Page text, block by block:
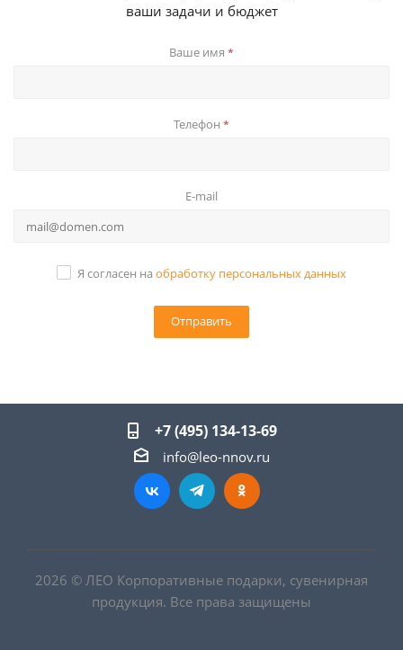
ваши задачи и бюджет
Ваше имя *
Телефон *
E-mail
Я согласен на обработку персональных данных
+7 (495) 134-13-69
info@leo-nnov.ru
2026 © ЛЕО Корпоративные подарки, сувенирная
продукция. Все права защищены